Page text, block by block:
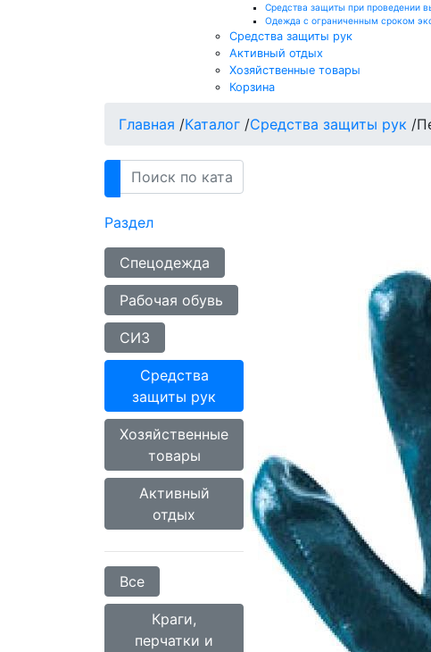
Средства защиты при проведении
Одежда с ограниченным сроком
Средства защиты рук
Активный отдых
Хозяйственные товары
Корзина
Главная /Каталог /Средства защиты рук /
Раздел
Спецодежда
Рабочая обувь
СИЗ
Средства
защиты рук
Хозяйственные
товары
Активный
отдых
Все
Краги,
перчатки и